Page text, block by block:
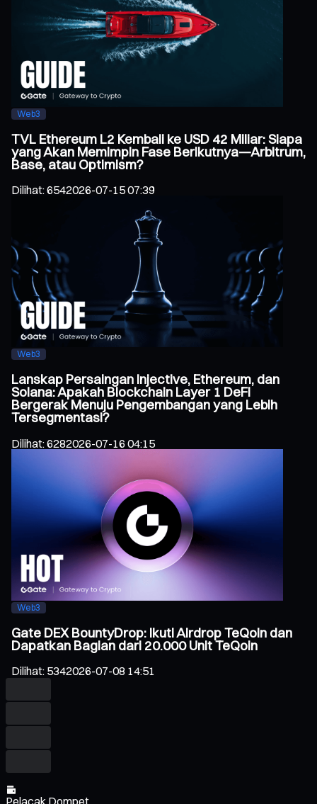
Web3
TVL Ethereum L2 Kembali ke USD 42 Miliar: Siapa
yang Akan Memimpin Fase Berikutnya—Arbitrum,
Base, atau Optimism?
Dilihat:6542026-07-15 07:39
Web3
Lanskap Persaingan Injective, Ethereum, dan
Solana: Apakah Blockchain Layer 1 DeFi
Bergerak Menuju Pengembangan yang Lebih
Tersegmentasi?
Dilihat:6282026-07-16 04:15
Web3
Gate DEX BountyDrop: Ikuti Airdrop TeQoin dan
Dapatkan Bagian dari 20.000 Unit TeQoin
Dilihat: 5342026-07-08 14:51